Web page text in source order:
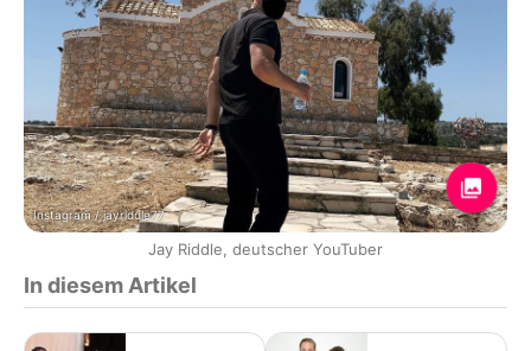
Instagram / jayriddle77
Jay Riddle, deutscher YouTuber
In diesem Artikel